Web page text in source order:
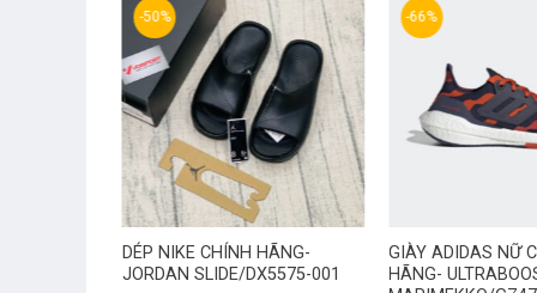
-50%
DÉP NIKE CHÍNH HÃNG-
JORDAN SLIDE/DX5575-001
-66%
GIÀY ADIDAS NỮ
HÃNG-